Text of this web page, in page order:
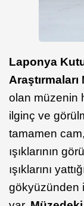
Laponya
Araştırmaları
olan müzenin
ilginç ve
tamamen
ışıklarının
ışıklarını
gökyüzünden